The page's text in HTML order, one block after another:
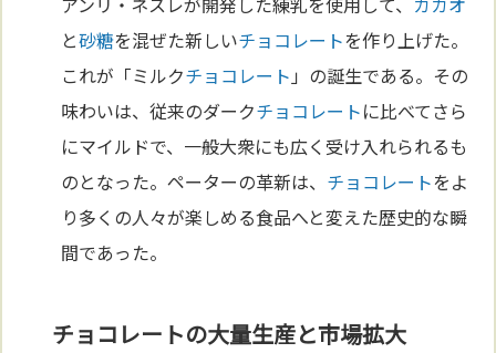
と砂糖を混ぜた新しいチョコレートを作り上げた。
これが「ミルクチョコレート 」の誕生である。その
味わいは、従来のダークチョコレートに比べてさら
にマイルドで、一般大衆にも広く受け入れられるも
のとなった。ペーターの革新は、 チョコレートをよ
り多くの人々が楽しめる食品へと変えた歴史的な瞬
間であった。
チョコレートの大量生産と市場拡大